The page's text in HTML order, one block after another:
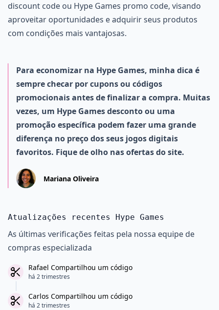
discount code ou Hype Games promo code, visando
aproveitar oportunidades e adquirir seus produtos
com condições mais vantajosas.
Para economizar na Hype Games, minha dica é
sempre checar por cupons ou códigos
promocionais antes de finalizar a compra. Muitas
vezes, um Hype Games desconto ou uma
promoção específica podem fazer uma grande
diferença no preço dos seus jogos digitais
favoritos. Fique de olho nas ofertas do site.
Mariana Oliveira
Atualizações recentes Hype Games
As últimas verificações feitas pela nossa equipe de
compras especializada
Rafael Compartilhou um código
há 2 trimestres
Carlos Compartilhou um código
há 2 trimestres